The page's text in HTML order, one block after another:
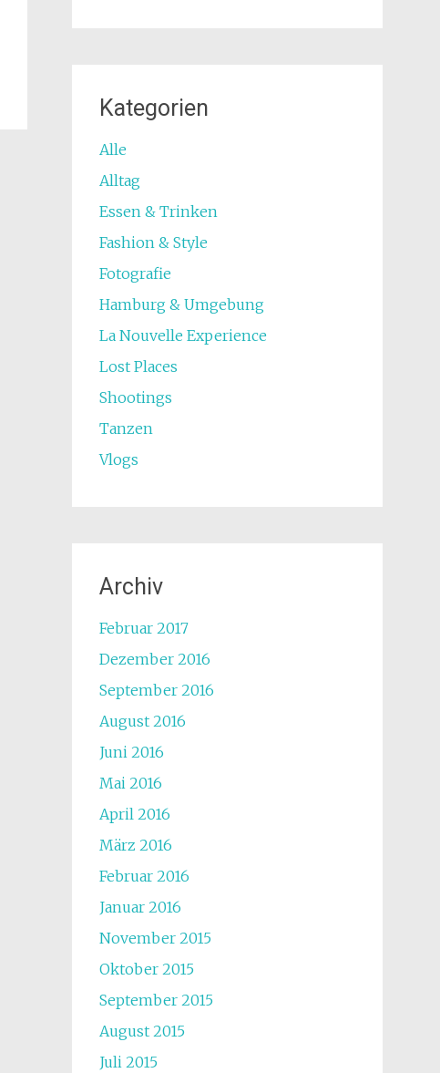
Kategorien
Alle
Alltag
Essen & Trinken
Fashion & Style
Fotografie
Hamburg & Umgebung
La Nouvelle Experience
Lost Places
Shootings
Tanzen
Vlogs
Archiv
Februar 2017
Dezember 2016
September 2016
August 2016
Juni 2016
Mai 2016
April 2016
März 2016
Februar 2016
Januar 2016
November 2015
Oktober 2015
September 2015
August 2015
Juli 2015